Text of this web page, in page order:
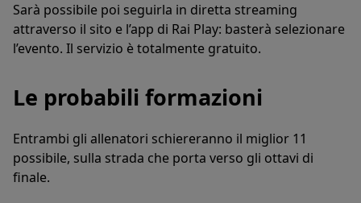
Sarà possibile poi seguirla in diretta streaming
attraverso il sito e l’app di Rai Play: basterà selezionare
l’evento. Il servizio è totalmente gratuito.
Le probabili formazioni
Entrambi gli allenatori schiereranno il miglior 11
possibile, sulla strada che porta verso gli ottavi di
finale.